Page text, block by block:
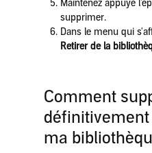
Maintenez appuyé
supprimer.
Dans le menu qui
Retirer de la
Comment
ma